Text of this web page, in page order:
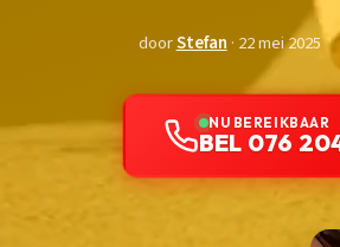
doorStefan · 22 mei 2025
NU BEREIKBAAR
BEL 076